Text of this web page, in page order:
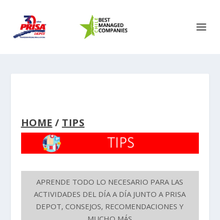
HOME / TIPS
APRENDE TODO LO NECESARIO PARA LAS
ACTIVIDADES DEL DÍA A DÍA JUNTO A PRISA
DEPOT, CONSEJOS, RECOMENDACIONES Y